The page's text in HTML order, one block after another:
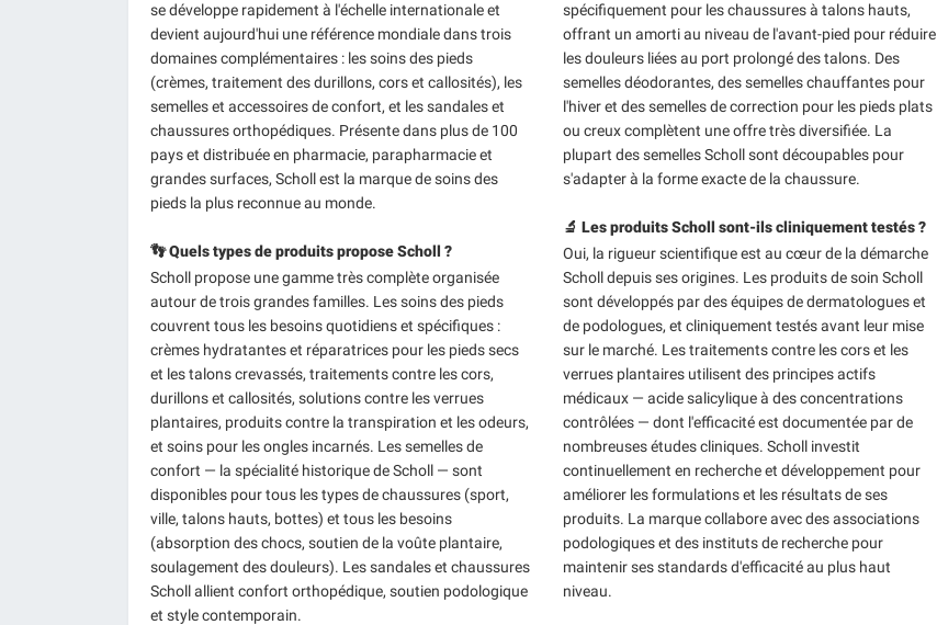
se développe rapidement à l'échelle internationale et
devient aujourd'hui une référence mondiale dans trois
domaines complémentaires : les soins des pieds
(crèmes, traitement des durillons, cors et callosités), les
semelles et accessoires de confort, et les sandales et
chaussures orthopédiques. Présente dans plus de 100
pays et distribuée en pharmacie, parapharmacie et
grandes surfaces, Scholl est la marque de soins des
pieds la plus reconnue au monde.
👣 Quels types de produits propose Scholl ?
Scholl propose une gamme très complète organisée
autour de trois grandes familles. Les soins des pieds
couvrent tous les besoins quotidiens et spécifiques :
crèmes hydratantes et réparatrices pour les pieds secs
et les talons crevassés, traitements contre les cors,
durillons et callosités, solutions contre les verrues
plantaires, produits contre la transpiration et les odeurs,
et soins pour les ongles incarnés. Les semelles de
confort — la spécialité historique de Scholl — sont
disponibles pour tous les types de chaussures (sport,
ville, talons hauts, bottes) et tous les besoins
(absorption des chocs, soutien de la voûte plantaire,
soulagement des douleurs). Les sandales et chaussures
Scholl allient confort orthopédique, soutien podologique
et style contemporain.
spécifiquement pour les chaussures à talons hauts,
offrant un amorti au niveau de l'avant-pied pour réduire
les douleurs liées au port prolongé des talons. Des
semelles déodorantes, des semelles chauffantes pour
l'hiver et des semelles de correction pour les pieds plats
ou creux complètent une offre très diversifiée. La
plupart des semelles Scholl sont découpables pour
s'adapter à la forme exacte de la chaussure.
🔬 Les produits Scholl sont-ils cliniquement testés ?
Oui, la rigueur scientifique est au cœur de la démarche
Scholl depuis ses origines. Les produits de soin Scholl
sont développés par des équipes de dermatologues et
de podologues, et cliniquement testés avant leur mise
sur le marché. Les traitements contre les cors et les
verrues plantaires utilisent des principes actifs
médicaux — acide salicylique à des concentrations
contrôlées — dont l'efficacité est documentée par de
nombreuses études cliniques. Scholl investit
continuellement en recherche et développement pour
améliorer les formulations et les résultats de ses
produits. La marque collabore avec des associations
podologiques et des instituts de recherche pour
maintenir ses standards d'efficacité au plus haut
niveau.